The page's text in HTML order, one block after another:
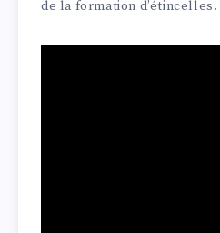
de la formation d’étincelles.